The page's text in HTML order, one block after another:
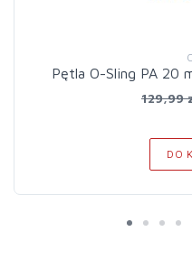
Pętla O-Sling PA 20
129,99
DO